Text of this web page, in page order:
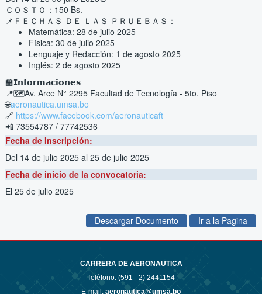
ＣＯＳＴＯ：150 Bs.
📌ＦＥＣＨＡＳ ＤＥ ＬＡＳ ＰＲＵＥＢＡＳ：
Matemática: 28 de julio 2025
Física: 30 de julio 2025
Lenguaje y Redacción: 1 de agosto 2025
Inglés: 2 de agosto 2025
🏫𝗜𝗻𝗳𝗼𝗿𝗺𝗮𝗰𝗶𝗼𝗻𝗲𝘀
📍🗺️Av. Arce N° 2295 Facultad de Tecnología - 5to. Piso
🌐​aeronautica.umsa.bo
🔗 https://www.facebook.com/aeronauticaft
📲 73554787 / 77742536
Fecha de Inscripción:
Del 14 de julio 2025 al 25 de julio 2025
Fecha de inicio de la convocatoria:
El 25 de julio 2025
Descargar Documento Ir a la Pagina
CARRERA DE AERONAUTICA
Teléfono: (591 - 2) 2441154
E-mail: aeronautica@umsa.bo